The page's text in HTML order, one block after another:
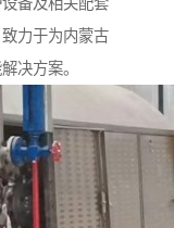
备及相关配套
力于为内蒙古
决方案。